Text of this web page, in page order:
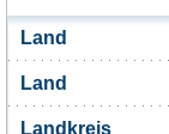
Land
Land
Landkreis